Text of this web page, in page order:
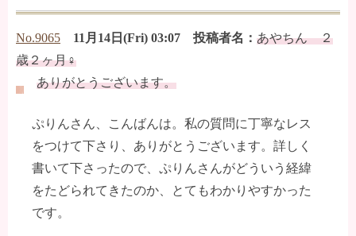
No.9065 11月14日(Fri) 03:07 投稿者名： あやちん ２
歳２ヶ月♀
ありがとうございます。
ぷりんさん、こんばんは。私の質問に丁寧なレス
をつけて下さり、ありがとうございます。詳しく
書いて下さったので、ぷりんさんがどういう経緯
をたどられてきたのか、とてもわかりやすかった
です。